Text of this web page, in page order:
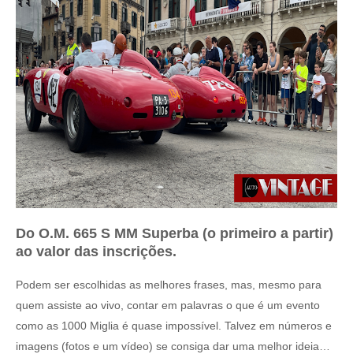
Do O.M. 665 S MM Superba (o primeiro a partir)
ao valor das inscrições.
Podem ser escolhidas as melhores frases, mas, mesmo para
quem assiste ao vivo, contar em palavras o que é um evento
como as 1000 Miglia é quase impossível. Talvez em números e
imagens (fotos e um vídeo) se consiga dar uma melhor ideia…